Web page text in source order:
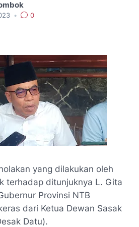
•
0
yang dilakukan oleh
terhadap ditunjuknya L. Gita
Provinsi NTB
dari Ketua Dewan Sasak
Datu).